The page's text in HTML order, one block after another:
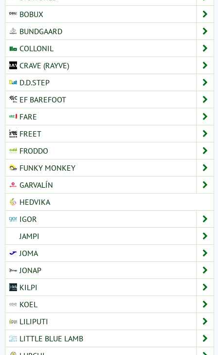
BOBUX
BUNDGAARD
COLLONIL
CRAVE (RAYVE)
D.D.STEP
EF BAREFOOT
FARE
FREET
FRODDO
FUNKY MONKEY
GARVALÍN
HEDVIKA
IGOR
JAMPI
JOMA
JONAP
KILPI
KOEL
LILIPUTI
LITTLE BLUE LAMB